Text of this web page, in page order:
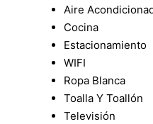
Aire
Cocina
Estacionamiento
WIFI
Ropa Blanca
Toalla Y Toallón
Televisión